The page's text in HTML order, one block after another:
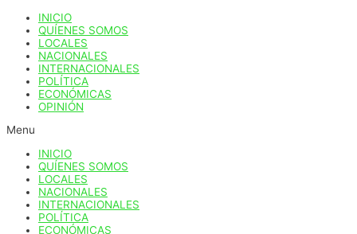
contenido
INICIO
QUÍENES SOMOS
LOCALES
NACIONALES
INTERNACIONALES
POLÍTICA
ECONÓMICAS
OPINIÓN
Menu
INICIO
QUÍENES SOMOS
LOCALES
NACIONALES
INTERNACIONALES
POLÍTICA
ECONÓMICAS